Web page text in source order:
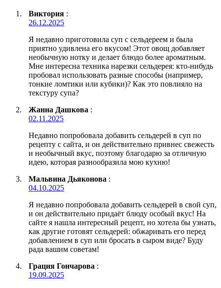
Виктория :
26.12.2025
Я недавно приготовила суп с сельдереем и была
приятно удивлена его вкусом! Этот овощ добавляет
необычную нотку и делает блюдо более ароматным.
Мне интересна техника нарезки сельдерея: кто-нибудь
пробовал использовать разные способы (например,
тонкие ломтики или кубики)? Как это повлияло на
текстуру супа?
Жанна Дашкова :
02.11.2025
Недавно попробовала добавить сельдерей в суп по
рецепту с сайта, и он действительно привнес свежесть
и необычный вкус, поэтому благодарю за отличную
идею, которая разнообразила мою кухню!
Мальвина Дьяконова :
04.10.2025
Я недавно попробовала добавить сельдерей в свой суп,
и он действительно придаёт блюду особый вкус! На
сайте я нашла интересный рецепт, но хотела бы узнать,
как другие готовят сельдерей: обжаривать его перед
добавлением в суп или бросать в сыром виде? Буду
рада вашим советам!
Грация Гончарова :
19.09.2025